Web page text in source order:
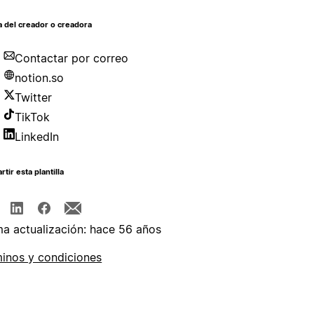
del creador o creadora
Contactar por correo
notion.so
Twitter
TikTok
LinkedIn
esta plantilla
actualización: hace 56 años
y condiciones